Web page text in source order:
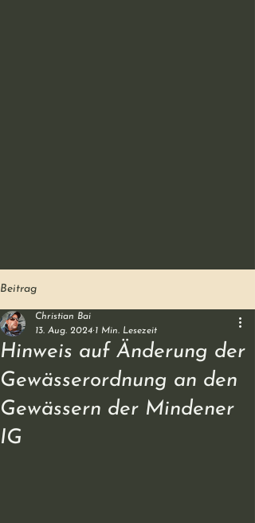
Beitrag
Hinweis auf Änderung der
Gewässerordnung an den
Gewässern der Mindener
IG
Christian Bai
13. Aug. 2024 1 Min. Lesezeit